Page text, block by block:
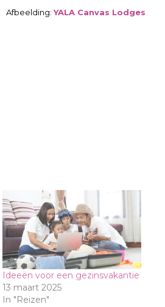
Afbeelding:YALA Canvas Lodges
Ideeën voor een gezinsvakantie
13 maart 2025
In "Reizen"